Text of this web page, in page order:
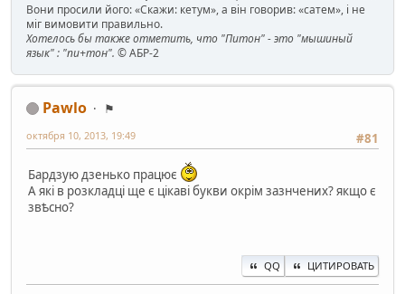
Вони просили його: «Скажи: кетум», а він говорив: «сатем», і не
міг вимовити правильно.
Хотелось бы также отметить, что "Питон" - это "мышиный
язык" : "пи+тон". © АБР-2
Pawlo
⚑
#81
октября 10, 2013, 19:49
Бардзую дзенько працює
А які в розкладці ще є цікаві букви окрім зазнчених? якщо є
звѣсно?
QQ ЦИТИРОВАТЬ